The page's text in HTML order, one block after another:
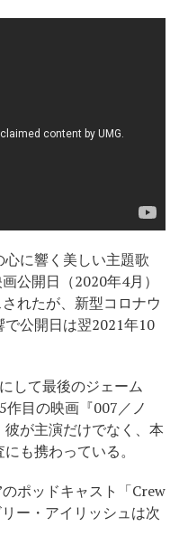
に響く美しい主題歌
公開日（2020年4月）
れたが、新型コロナウ
公開日は翌2021年10
して最後のジェーム
目の映画『007／ノ
が主演だけでなく、本
も携わっている。
ポッドキャスト「Crew
ー・アイリッシュは次